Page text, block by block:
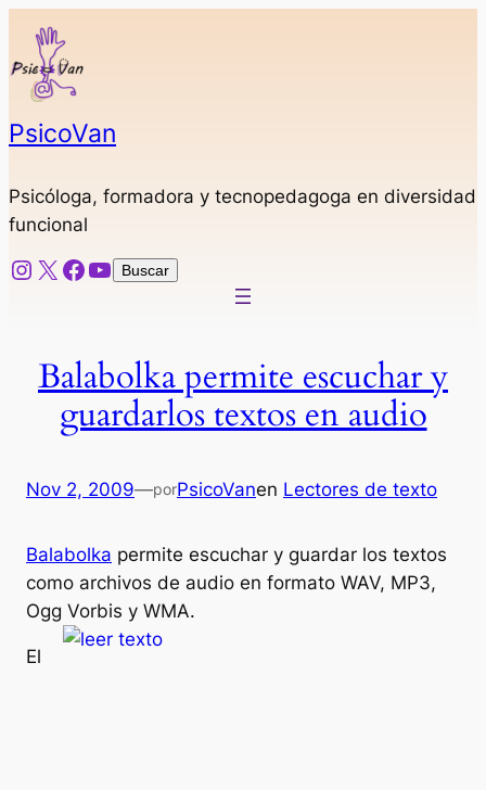
Saltar
contenido
PsicoVan
Psicóloga, formadora y tecnopedagoga en diversidad
funcional
Instagram
X Facebook
YouTube
Buscar
Buscar
Balabolka permite escuchar y
guardarlos textos en audio
Nov 2, 2009—porPsicoVanen Lectores de texto
Balabolka permite escuchar y guardar los textos
como archivos de audio en formato WAV, MP3,
Ogg Vorbis y WMA.
El